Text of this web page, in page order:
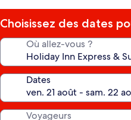
Choisissez des dates
Où allez-vous ?
Dates
Voyageurs